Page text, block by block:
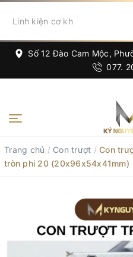
Số 12 Đào Cam Mộc,
077.
Trang chủ / Con trượt / Con
tròn phi 20 (20x96x54x41mm)